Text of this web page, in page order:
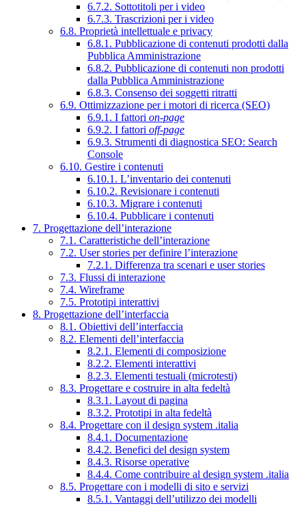
6.7.2. Sottotitoli per i video
6.7.3. Trascrizioni per i video
6.8. Proprietà intellettuale e privacy
6.8.1. Pubblicazione di contenuti prodotti dalla
Pubblica Amministrazione
6.8.2. Pubblicazione di contenuti non prodotti
dalla Pubblica Amministrazione
6.8.3. Consenso dei soggetti ritratti
6.9. Ottimizzazione per i motori di ricerca (SEO)
6.9.1. I fattori on-page
6.9.2. I fattori off-page
6.9.3. Strumenti di diagnostica SEO: Search
Console
6.10. Gestire i contenuti
6.10.1. L’inventario dei contenuti
6.10.2. Revisionare i contenuti
6.10.3. Migrare i contenuti
6.10.4. Pubblicare i contenuti
7. Progettazione dell’interazione
7.1. Caratteristiche dell’interazione
7.2. User stories per definire l’interazione
7.2.1. Differenza tra scenari e user stories
7.3. Flussi di interazione
7.4. Wireframe
7.5. Prototipi interattivi
8. Progettazione dell’interfaccia
8.1. Obiettivi dell’interfaccia
8.2. Elementi dell’interfaccia
8.2.1. Elementi di composizione
8.2.2. Elementi interattivi
8.2.3. Elementi testuali (microtesti)
8.3. Progettare e costruire in alta fedeltà
8.3.1. Layout di pagina
8.3.2. Prototipi in alta fedeltà
8.4. Progettare con il design system .italia
8.4.1. Documentazione
8.4.2. Benefici del design system
8.4.3. Risorse operative
8.4.4. Come contribuire al design system .italia
8.5. Progettare con i modelli di sito e servizi
8.5.1. Vantaggi dell’utilizzo dei modelli